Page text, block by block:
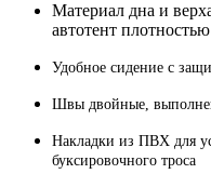
Материал дна и
автотент
Удобное сидение с
Швы двойные,
Накладки из ПВХ для
буксировочного троса